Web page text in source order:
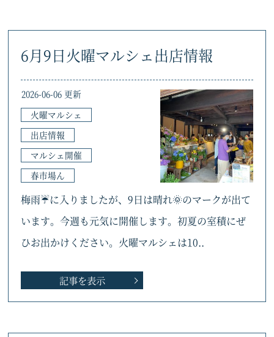
6月9日火曜マルシェ出店情報
2026-06-06 更新
火曜マルシェ
出店情報
マルシェ開催
春市場ん
梅雨☔に入りましたが、9日は晴れ🌞のマークが出て
います。今週も元気に開催します。初夏の室積にぜ
ひお出かけください。火曜マルシェは10..
記事を表示